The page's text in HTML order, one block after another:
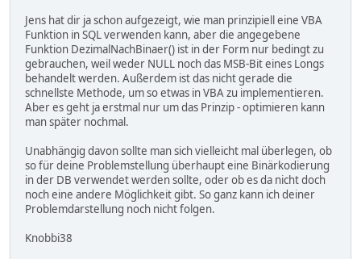
Jens hat dir ja schon aufgezeigt, wie man prinzipiell eine VBA
Funktion in SQL verwenden kann, aber die angegebene
Funktion DezimalNachBinaer() ist in der Form nur bedingt zu
gebrauchen, weil weder NULL noch das MSB-Bit eines Longs
behandelt werden. Außerdem ist das nicht gerade die
schnellste Methode, um so etwas in VBA zu implementieren.
Aber es geht ja erstmal nur um das Prinzip - optimieren kann
man später nochmal.
Unabhängig davon sollte man sich vielleicht mal überlegen, ob
so für deine Problemstellung überhaupt eine Binärkodierung
in der DB verwendet werden sollte, oder ob es da nicht doch
noch eine andere Möglichkeit gibt. So ganz kann ich deiner
Problemdarstellung noch nicht folgen.
Knobbi38